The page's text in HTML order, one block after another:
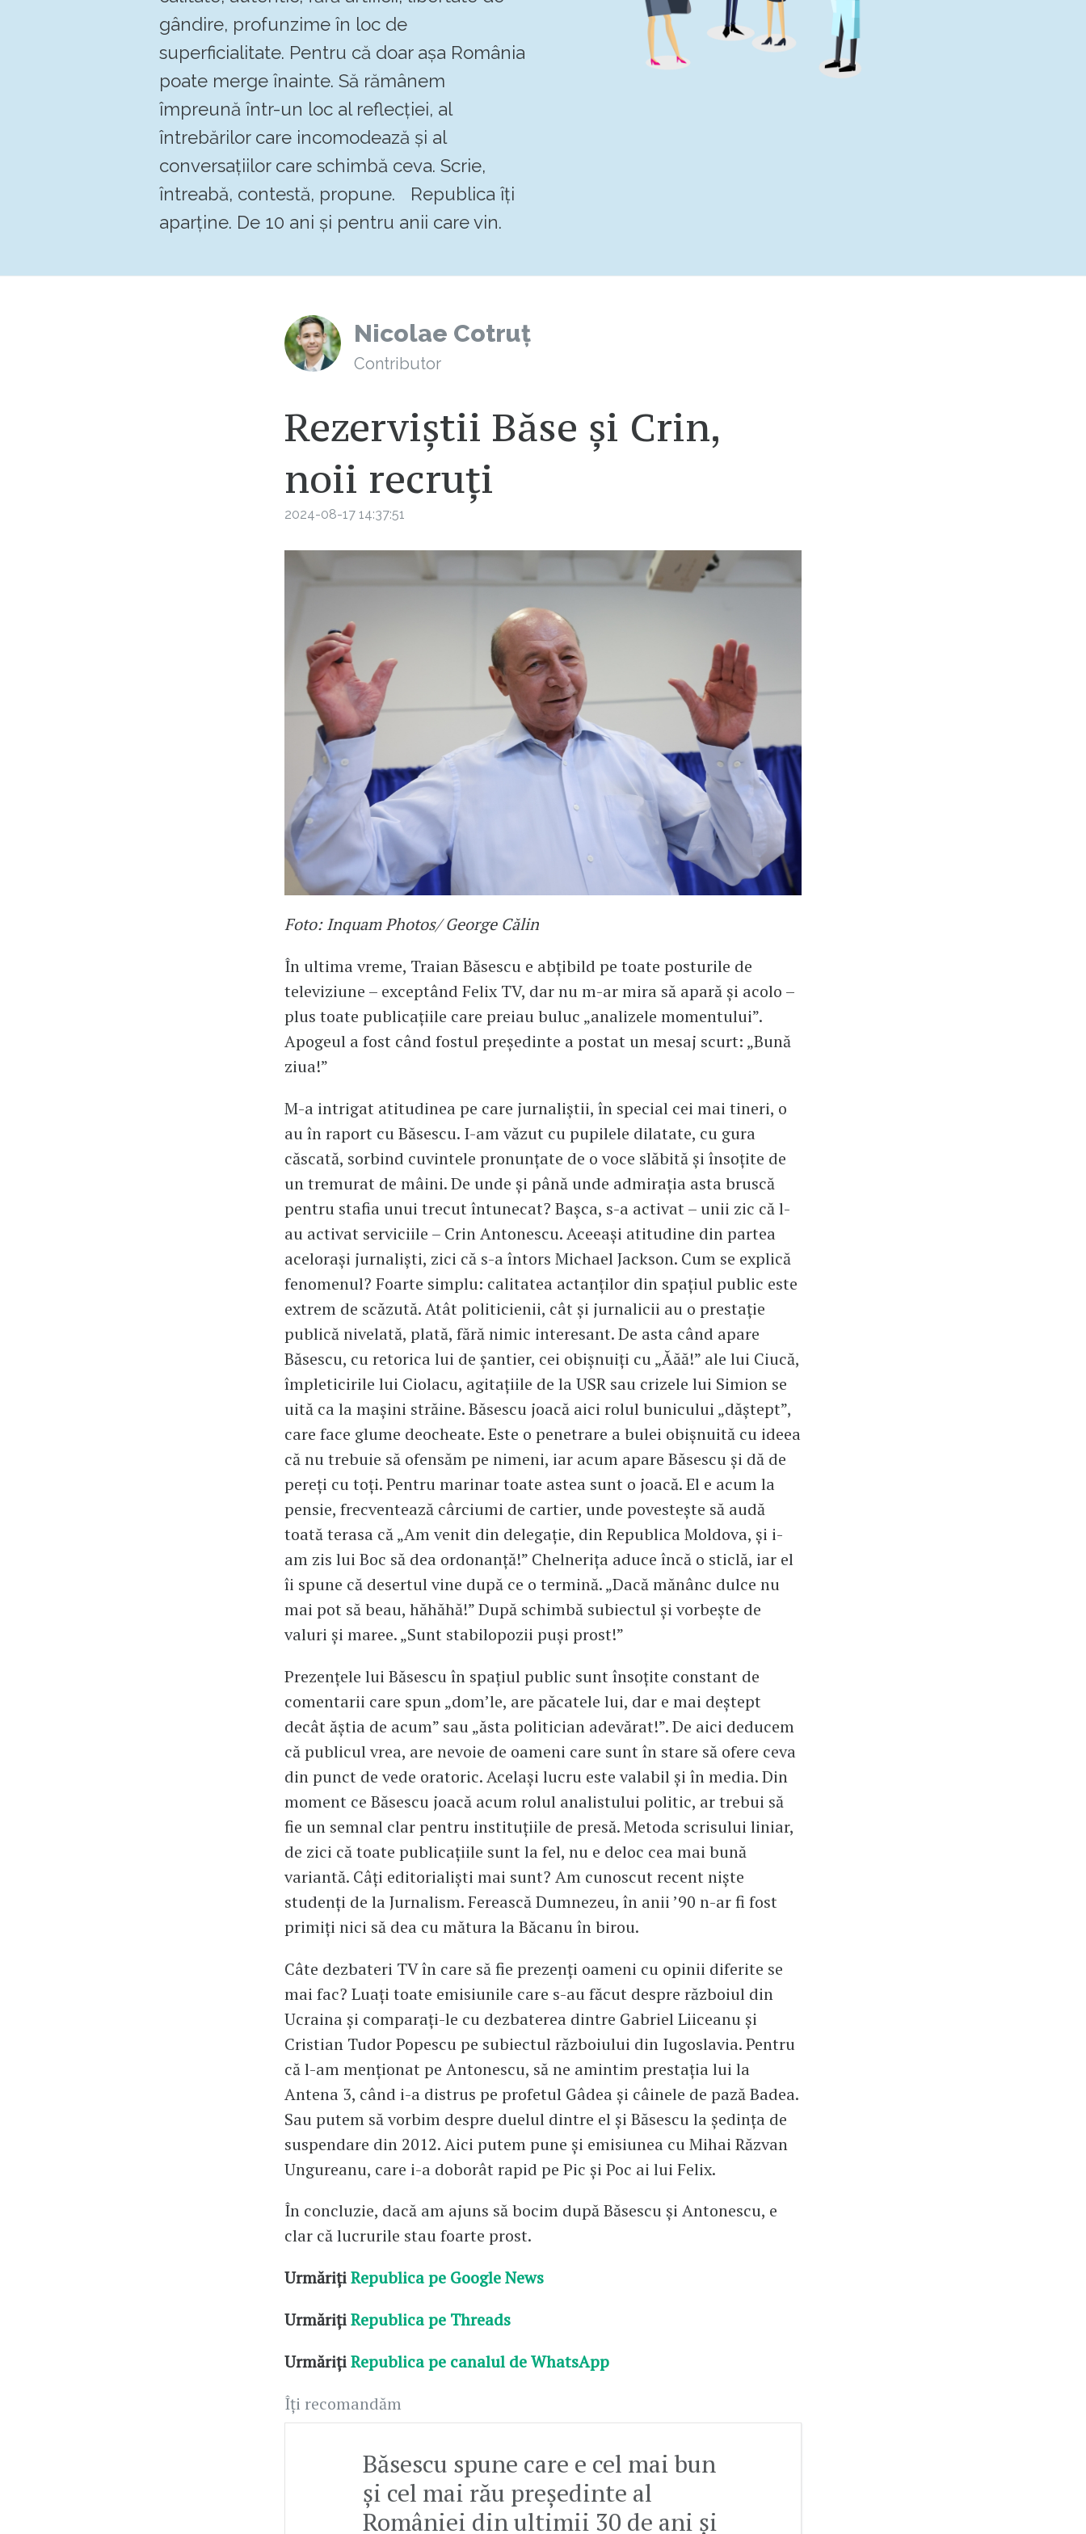
gândire, profunzime în loc de
superficialitate. Pentru că doar așa România
poate merge înainte. Să rămânem
împreună într-un loc al reflecției, al
întrebărilor care incomodează și al
conversațiilor care schimbă ceva. Scrie,
întreabă, contestă, propune. Republica îți
aparține. De 10 ani și pentru anii care vin.
Nicolae Cotruț
Contributor
Rezerviștii Băse și Crin,
noii recruți
2024-08-17 14:37:51
Foto: Inquam Photos/ George Călin
În ultima vreme, Traian Băsescu e abțibild pe toate posturile de
televiziune – exceptând Felix TV, dar nu m-ar mira să apară și acolo –
plus toate publicațiile care preiau buluc „analizele momentului”.
Apogeul a fost când fostul președinte a postat un mesaj scurt: „Bună
ziua!”
M-a intrigat atitudinea pe care jurnaliștii, în special cei mai tineri, o
au în raport cu Băsescu. I-am văzut cu pupilele dilatate, cu gura
căscată, sorbind cuvintele pronunțate de o voce slăbită și însoțite de
un tremurat de mâini. De unde și până unde admirația asta bruscă
pentru stafia unui trecut întunecat? Bașca, s-a activat – unii zic că l-
au activat serviciile – Crin Antonescu. Aceeași atitudine din partea
acelorași jurnaliști, zici că s-a întors Michael Jackson. Cum se explică
fenomenul? Foarte simplu: calitatea actanților din spațiul public este
extrem de scăzută. Atât politicienii, cât și jurnalicii au o prestație
publică nivelată, plată, fără nimic interesant. De asta când apare
Băsescu, cu retorica lui de șantier, cei obișnuiți cu „Ăăă!” ale lui Ciucă,
împleticirile lui Ciolacu, agitațiile de la USR sau crizele lui Simion se
uită ca la mașini străine. Băsescu joacă aici rolul bunicului „dăștept”,
care face glume deocheate. Este o penetrare a bulei obișnuită cu ideea
că nu trebuie să ofensăm pe nimeni, iar acum apare Băsescu și dă de
pereți cu toți. Pentru marinar toate astea sunt o joacă. El e acum la
pensie, frecventează cârciumi de cartier, unde povestește să audă
toată terasa că „Am venit din delegație, din Republica Moldova, și i-
am zis lui Boc să dea ordonanță!” Chelnerița aduce încă o sticlă, iar el
îi spune că desertul vine după ce o termină. „Dacă mănânc dulce nu
mai pot să beau, hăhăhă!” După schimbă subiectul și vorbește de
valuri și maree. „Sunt stabilopozii puși prost!”
Prezențele lui Băsescu în spațiul public sunt însoțite constant de
comentarii care spun „dom’le, are păcatele lui, dar e mai deștept
decât ăștia de acum” sau „ăsta politician adevărat!”. De aici deducem
că publicul vrea, are nevoie de oameni care sunt în stare să ofere ceva
din punct de vede oratoric. Același lucru este valabil și în media. Din
moment ce Băsescu joacă acum rolul analistului politic, ar trebui să
fie un semnal clar pentru instituțiile de presă. Metoda scrisului liniar,
de zici că toate publicațiile sunt la fel, nu e deloc cea mai bună
variantă. Câți editorialiști mai sunt? Am cunoscut recent niște
studenți de la Jurnalism. Ferească Dumnezeu, în anii ’90 n-ar fi fost
primiți nici să dea cu mătura la Băcanu în birou.
Câte dezbateri TV în care să fie prezenți oameni cu opinii diferite se
mai fac? Luați toate emisiunile care s-au făcut despre războiul din
Ucraina și comparați-le cu dezbaterea dintre Gabriel Liiceanu și
Cristian Tudor Popescu pe subiectul războiului din Iugoslavia. Pentru
că l-am menționat pe Antonescu, să ne amintim prestația lui la
Antena 3, când i-a distrus pe profetul Gâdea și câinele de pază Badea.
Sau putem să vorbim despre duelul dintre el și Băsescu la ședința de
suspendare din 2012. Aici putem pune și emisiunea cu Mihai Răzvan
Ungureanu, care i-a doborât rapid pe Pic și Poc ai lui Felix.
În concluzie, dacă am ajuns să bocim după Băsescu și Antonescu, e
clar că lucrurile stau foarte prost.
UrmărițiRepublica pe Google News
UrmărițiRepublica pe Threads
UrmărițiRepublica pe canalul de WhatsApp
Îți recomandăm
Băsescu spune care e cel mai bun
și cel mai rău președinte al
României din ultimii 30 de ani și